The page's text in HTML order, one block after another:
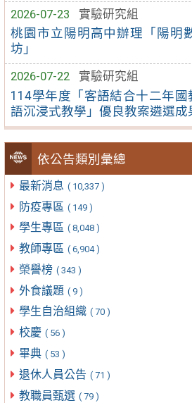
2026-07-23
實驗研究組
桃園市立陽明高中辦理「陽明
坊」
2026-07-22
實驗研究組
114學年度「客語結合十二年
語沉浸式教學」優良教案遴選成
依公告類別彙總
最新消息 ( 10,337 )
防疫專區 ( 149 )
學生專區 ( 8,048 )
教師專區 ( 6,904 )
榮譽榜 ( 343 )
外食議題 ( 9 )
學生自治組織 ( 70 )
校慶 ( 56 )
畢典 ( 53 )
退休人員公告 ( 71 )
教職員甄選 ( 79 )